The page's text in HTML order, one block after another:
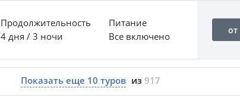
Продолжительность
4 дня / 3 ночи
Питание
Все включено
от
Показать еще 10 туров из 917